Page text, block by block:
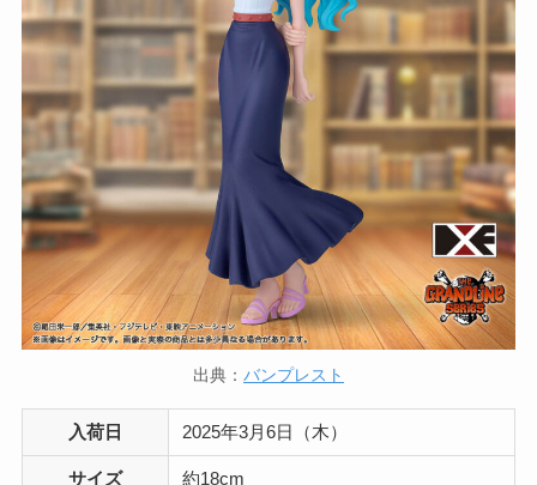
出典： バンプレスト
入荷日 2025年3月6日（木）
サイズ 約18cm